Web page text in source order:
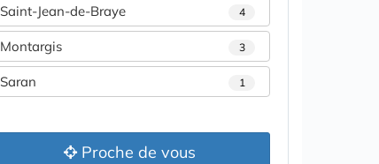
Saint-Jean-de-Braye 4
Montargis 3
Saran 1
Proche de vous